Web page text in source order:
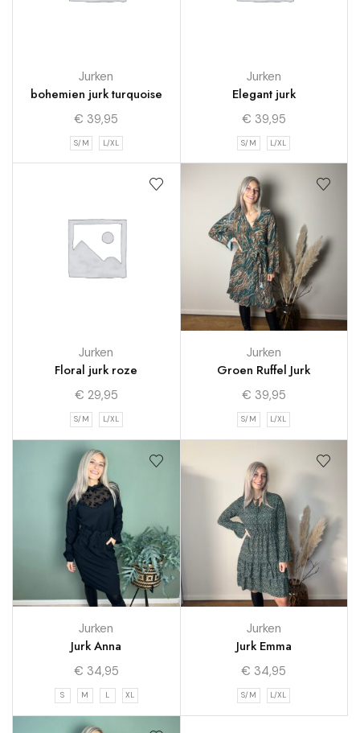
Jurken
bohemien jurk turquoise
€ 39,95
S/M L/XL
Jurken
Elegant jurk
€ 39,95
S/M L/XL
Jurken
Floral jurk roze
€ 29,95
S/M L/XL
Jurken
Groen Ruffel Jurk
€ 39,95
S/M L/XL
Jurken
Jurk Anna
€ 34,95
S M L XL
Jurken
Jurk Emma
€ 34,95
S/M L/XL